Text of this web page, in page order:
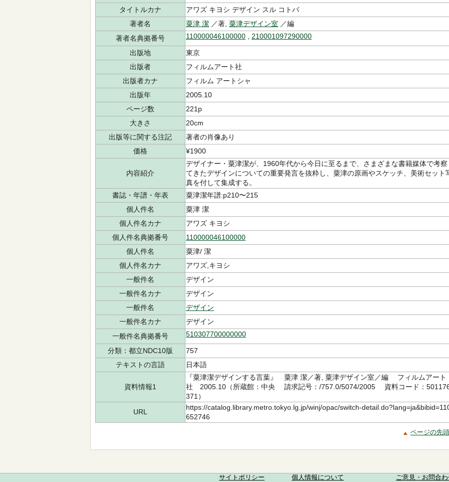
タイトルカナ
アワズ キヨシ デザイン スル コトバ
著者名
粟津 潔 ／著, 粟津デザイン室 ／編
著者名典拠番号
110000046100000 210001097290000
出版地
東京
出版者
フィルムアート社
出版者カナ
フィルム アートシャ
出版年
2005.10
ページ数
221p
大きさ
20cm
出版等に関する注記
著者の肖像あり
価格
¥1900
内容紹介
デザイナー・粟津潔が、1960年代から今日に至るまで、さまざまな書籍媒体で考察
てきたデザインについての重要発言を抜粋し、粟津の原画やスケッチ、美術セット
真を付して集成する。
書誌・年譜・年表
粟津潔年譜:p210〜215
個人件名
粟津 潔
個人件名カナ
アワズ キヨシ
個人件名典拠番号
110000046100000
個人件名
粟津/ 潔
個人件名カナ
アワズ,キヨシ
一般件名
デザイン
一般件名カナ
デザイン
一般件名
デザイン
一般件名カナ
デザイン
一般件名典拠番号
510307700000000
分類：都立NDC10版
757
テキストの言語
日本語
資料情報1
『粟津潔デザインする言葉』 粟津 潔／著, 粟津デザイン室／編 フィルムアート
社 2005.10（所蔵館：中央 請求記号：/757.0/5074/2005 資料コード：
371）
URL
https://catalog.library.metro.tokyo.lg.jp/winj/opac/switch-
652746
ページの先
サイトポリシー 個人情報について ご意見・お問合